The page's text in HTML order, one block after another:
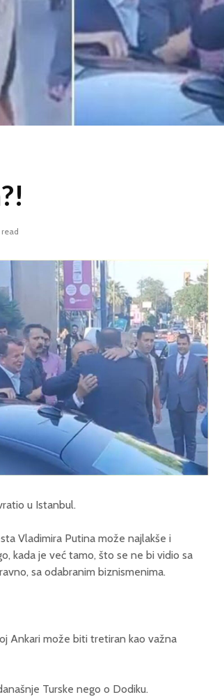
u Istanbul.
Vladimira Putina može najlakše i
kada je već tamo, što se ne bi vidio sa
sa odabranim biznismenima.
Ankari može biti tretiran kao važna
Turske nego o Dodiku.